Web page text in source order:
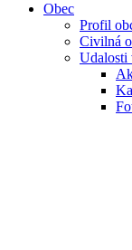
Obec
Profil
Civilná
Udalosti